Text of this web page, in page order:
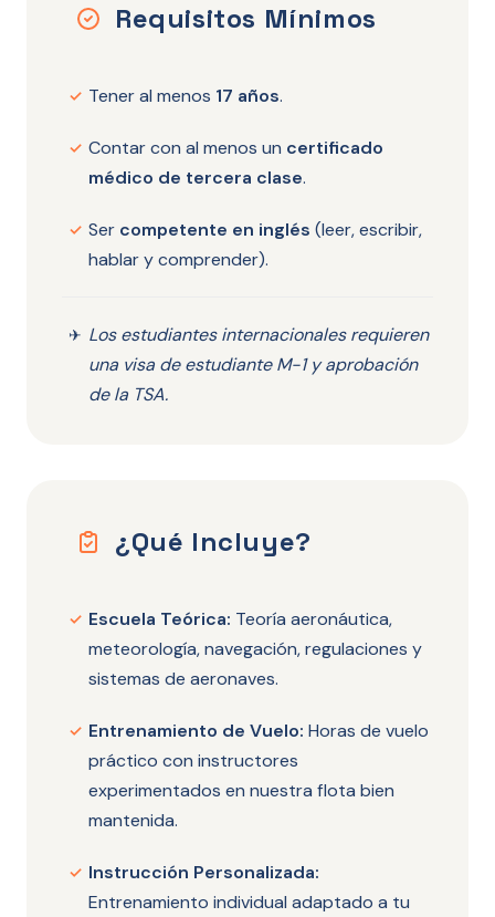
Requisitos Mínimos
✓ Tener al menos 17 años.
✓ Contar con al menos un certificado
médico de tercera clase.
✓ Ser competente en inglés (leer, escribir,
hablar y comprender).
✈ Los estudiantes internacionales requieren
una visa de estudiante M-1 y aprobación
de la TSA.
¿Qué Incluye?
✓ Escuela Teórica: Teoría aeronáutica,
meteorología, navegación, regulaciones y
sistemas de aeronaves.
✓ Entrenamiento de Vuelo: Horas de vuelo
práctico con instructores
experimentados en nuestra flota bien
mantenida.
✓ Instrucción Personalizada:
Entrenamiento individual adaptado a tu